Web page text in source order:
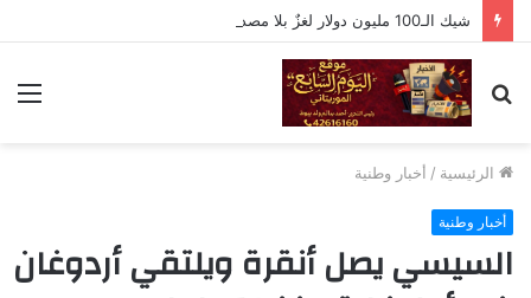
بحث
عن
الرئيسية / أخبار وطنية
أخبار وطنية
السيسي يصل أنقرة ويلتقي أردوغان